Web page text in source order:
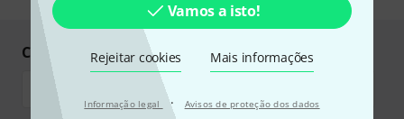
Vamos a isto!
Rejeitar cookies Mais informações
Informação legal · Avisos de proteção dos dados
Compre e pague em segurança